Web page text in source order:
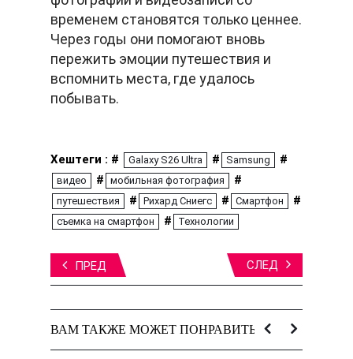
временем становятся только ценнее.
Через годы они помогают вновь
пережить эмоции путешествия и
вспомнить места, где удалось
побывать.
Хештеги : # Galaxy S26 Ultra # Samsung #
видео # мобильная фотография #
путешествия # Рихард Сниегс # Смартфон #
съемка на смартфон # Технологии
ПРЕД СЛЕД
ВАМ ТАКЖЕ МОЖЕТ ПОНРАВИТЬСЯ: